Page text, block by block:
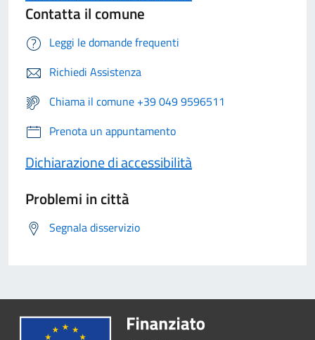
Contatta il comune
Leggi le domande frequenti
Richiedi Assistenza
Chiama il comune +39 049 9596511
Prenota un appuntamento
Dichiarazione di accessibilità
Problemi in città
Segnala disservizio